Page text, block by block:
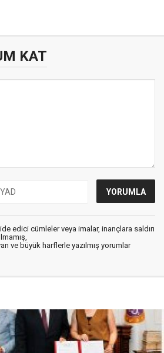
KAT
edici cümleler veya imalar, inançlara saldırı
ve büyük harflerle yazılmış yorumlar